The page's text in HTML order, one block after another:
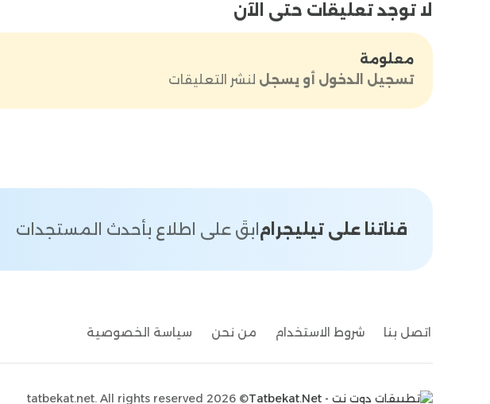
لا توجد تعليقات حتى الآن
معلومة
تسجيل الدخول أو يسجل لنشر التعليقات
قناتنا على تيليجرام ابقَ على اطلاع بأحدث المستجدات
اتصل بنا شروط الاستخدام من نحن سياسة الخصوصية
© 2026
tatbekat.net. All rights reserved